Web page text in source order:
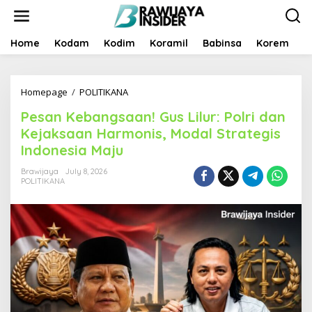
t
Home Kodam Kodim Koramil Babinsa Korem
Homepage / POLITIKANA
s
a
n
n
s
a
a
n
!
G
u
Pesan Kebangsaan! Gus Lilur: Polri dan
Kejaksaan Harmonis, Modal Strategis
Indonesia Maju
Brawijaya
July 8, 2026
POLITIKANA